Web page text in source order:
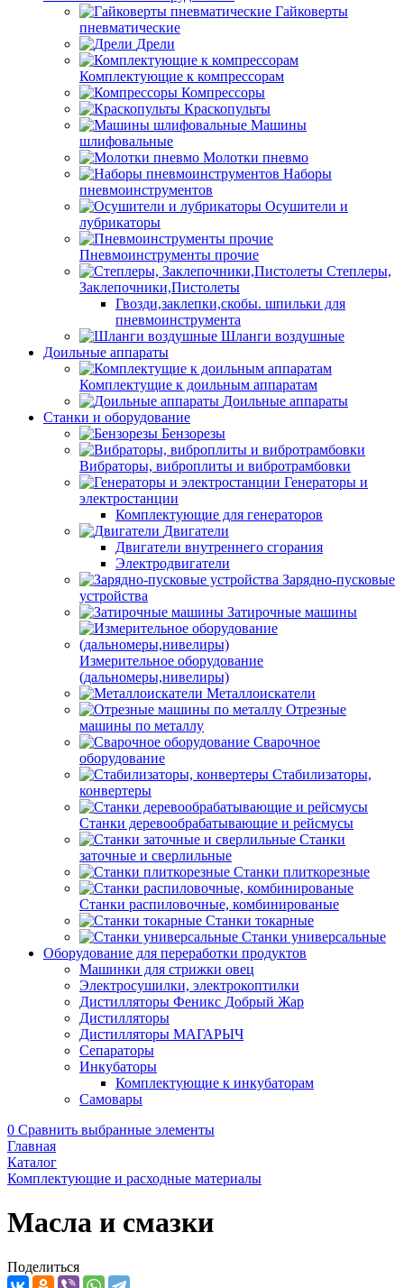
Гайковерты
пневматические
Дрели
Комплектующие к компрессорам
Компрессоры
Краскопульты
Машины
шлифовальные
Молотки пневмо
Наборы
пневмоинструментов
Осушители и
лубрикаторы
Пневмоинструменты прочие
Степлеры,
Заклепочники,Пистолеты
Гвозди,заклепки,скобы. шпильки для
пневмоинструмента
Шланги воздушные
Доильные аппараты
Комплектущие к доильным аппаратам
Доильные аппараты
Станки и оборудование
Бензорезы
Вибраторы, виброплиты и вибротрамбовки
Генераторы и
электростанции
Комплектующие для генераторов
Двигатели
Двигатели внутреннего сгорания
Электродвигатели
Зарядно-пусковые
устройства
Затирочные машины
Измерительное оборудование
(дальномеры,нивелиры)
Металлоискатели
Отрезные
машины по металлу
Сварочное
оборудование
Стабилизаторы,
конвертеры
Станки деревообрабатывающие и рейсмусы
Станки
заточные и сверлильные
Станки плиткорезные
Станки распиловочные, комбинированые
Станки токарные
Станки универсальные
Оборудование для переработки продуктов
Машинки для стрижки овец
Электросушилки, электрокоптилки
Дистилляторы Феникс Добрый Жар
Дистилляторы
Дистилляторы МАГАРЫЧ
Сепараторы
Инкубаторы
Комплектующие к инкубаторам
Самовары
0 Сравнить выбранные элементы
Главная
Каталог
Комплектующие и расходные материалы
Масла и смазки
Поделиться